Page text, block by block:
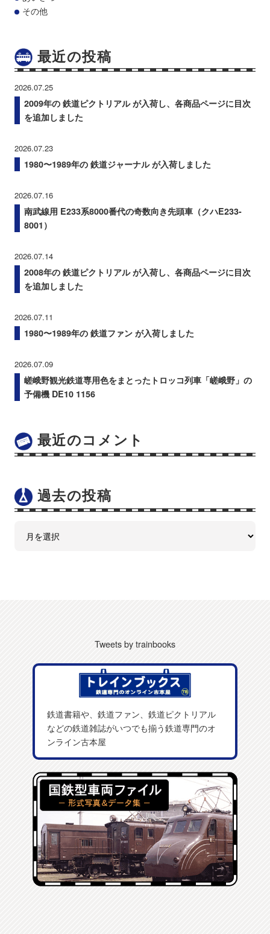
その他
最近の投稿
2026.07.25
2009年の 鉄道ピクトリアル が入荷し、各商品ページに目次
を追加しました
2026.07.23
1980〜1989年の 鉄道ジャーナル が入荷しました
2026.07.16
南武線用 E233系8000番代の奇数向き先頭車（クハE233-
8001）
2026.07.14
2008年の 鉄道ピクトリアル が入荷し、各商品ページに目次
を追加しました
2026.07.11
1980〜1989年の 鉄道ファン が入荷しました
2026.07.09
嵯峨野観光鉄道専用色をまとったトロッコ列車「嵯峨野」の
予備機 DE10 1156
最近のコメント
過去の投稿
Tweets by trainbooks
鉄道書籍や、鉄道ファン、鉄道ピクトリアル
などの鉄道雑誌がいつでも揃う鉄道専門のオ
ンライン古本屋